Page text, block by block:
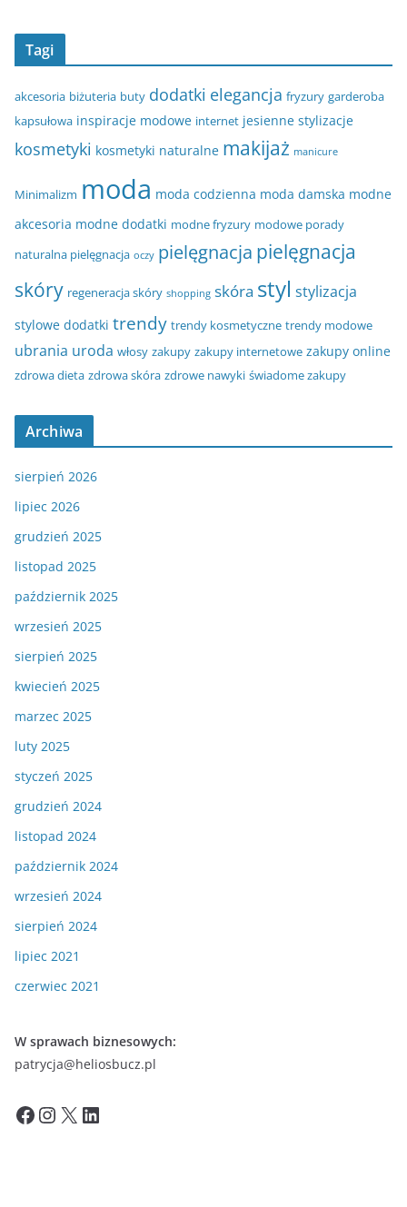
Tagi
akcesoria biżuteria buty dodatki elegancja fryzury garderoba
kapsułowa inspiracje modowe internet jesienne stylizacje
kosmetyki kosmetyki naturalne makijaż manicure
Minimalizm moda moda codzienna moda damska modne
akcesoria modne dodatki modne fryzury modowe porady
naturalna pielęgnacja oczy pielęgnacja pielęgnacja
skóry regeneracja skóry shopping skóra styl stylizacja
stylowe dodatki trendy trendy kosmetyczne trendy modowe
ubrania uroda włosy zakupy zakupy internetowe zakupy online
zdrowa dieta zdrowa skóra zdrowe nawyki świadome zakupy
Archiwa
sierpień 2026
lipiec 2026
grudzień 2025
listopad 2025
październik 2025
wrzesień 2025
sierpień 2025
kwiecień 2025
marzec 2025
luty 2025
styczeń 2025
grudzień 2024
listopad 2024
październik 2024
wrzesień 2024
sierpień 2024
lipiec 2021
czerwiec 2021
W sprawach biznesowych:
patrycja@heliosbucz.pl
Facebook InstagramX LinkedIn